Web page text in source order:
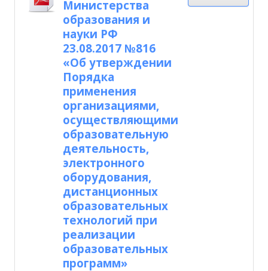
Министерства
образования и
науки РФ
23.08.2017 №816
«Об утверждении
Порядка
применения
организациями,
осуществляющими
образовательную
деятельность,
электронного
оборудования,
дистанционных
образовательных
технологий при
реализации
образовательных
программ»